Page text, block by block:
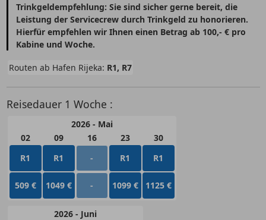
Trinkgeldempfehlung: Sie sind sicher gerne bereit, die
Leistung der Servicecrew durch Trinkgeld zu honorieren.
Hierfür empfehlen wir Ihnen einen Betrag ab 100,- € pro
Kabine und Woche.
Routen ab Hafen Rijeka: R1, R7
Reisedauer 1 Woche :
2026 - Mai
02
09 16 23
30
R1
R1 - R1 R1
509 € 1049 € - 1099 € 1125 €
2026 - Juni